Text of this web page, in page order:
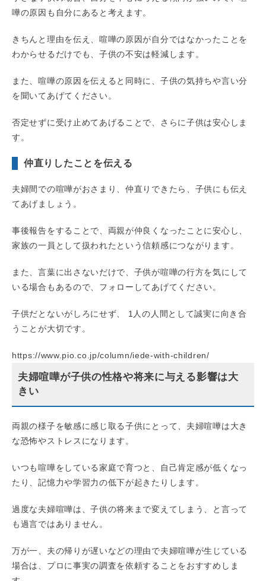
嘩の原因も自分にあると考えます。
きちんと理由を伝え、喧嘩の原因が自分ではなかったことを
わからせるだけでも、子供の不安は軽減します。
また、喧嘩の原因を伝えると同時に、子供の気持ちや言い分
を聞いてあげてください。
否定せずに受け止めてあげることで、さらに子供は安心しま
す。
仲直りしたことを伝える
夫婦間での喧嘩がおさまり、仲直りできたら、子供にも伝え
てあげましょう。
事後報告をすることで、両親が仲良くなったことに安心し、
家族の一員として扱われたという信頼感につながります。
また、言葉に出さないだけで、子供が喧嘩の行方を気にして
いる場合もあるので、フォローしてあげてください。
子供だとないがしろにせず、 1人の人間として誠実に向き合
うことが大切です。
https://www.pio.co.jp/column/iede-with-children/
夫婦喧嘩が子供の性格や将来に与える影響は大
きい
両親の様子を敏感に感じ取る子供にとって、夫婦喧嘩は大き
な恐怖やストレスになります。
いつも喧嘩をしている家庭で育つと、自己肯定感が低くなっ
たり、記憶力や学習力の低下が起きたりします。
過度な夫婦喧嘩は、子供の将来まで変えてしまう、と言って
も過言ではありません。
万が一、夫の帰りが遅いなどの理由で夫婦喧嘩が生じている
場合は、プロに事実の調査を依頼することをおすすめしま